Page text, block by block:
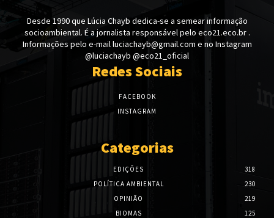
Desde 1990 que Lúcia Chayb dedica-se a semear informação
socioambiental. É a jornalista responsável pelo eco21.eco.br .
Informações pelo e-mail luciachayb@gmail.com e no Instagram
@luciachayb @eco21_oficial
Redes Sociais
FACEBOOK
INSTAGRAM
Categorias
EDIÇÕES
318
POLÍTICA AMBIENTAL
230
OPINIÃO
219
BIOMAS
125